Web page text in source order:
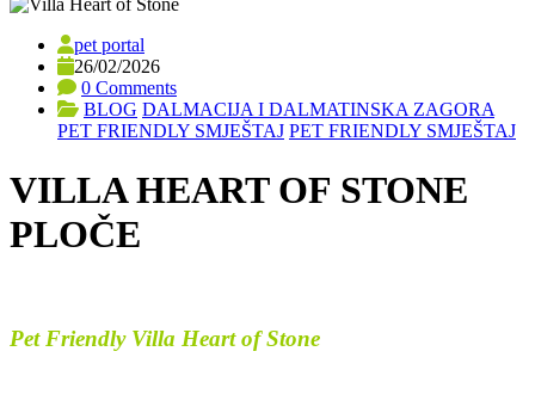
pet portal
26/02/2026
0 Comments
BLOG DALMACIJA I DALMATINSKA ZAGORA
PET FRIENDLY SMJEŠTAJ PET FRIENDLY SMJEŠTAJ
VILLA HEART OF STONE
PLOČE
Pet Friendly Villa Heart of Stone